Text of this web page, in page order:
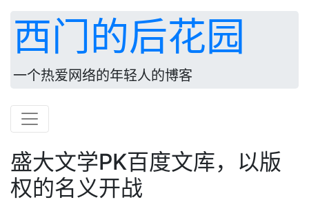
西门的后花园
一个热爱网络的年轻人的博客
盛大文学PK百度文库，以版
权的名义开战